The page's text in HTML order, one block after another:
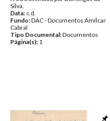
Silva.
Data: s.d.
Fundo:DAC - Documentos Amílcar
Cabral
Tipo Documental:Documentos
Página(s): 1